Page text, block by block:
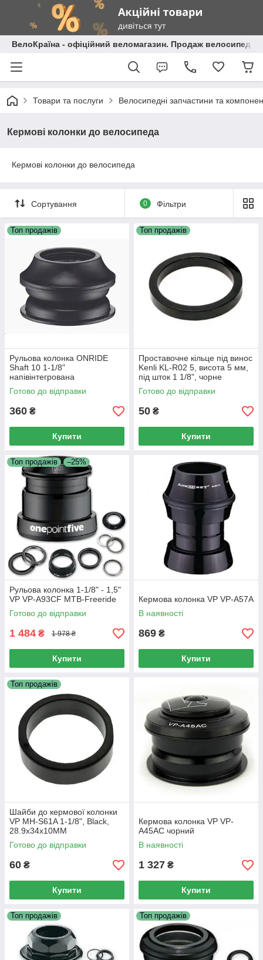
ВелоКраїна - офіційний веломагазин. Продаж велосипедів
Товари та послуги Велосипедні запчастини та
Кермові колонки до велосипеда
Кермові колонки до велосипеда
Сортування 0 Фільтри
Топ продажів
Рульова колонка ONRIDE
Shaft 10 1-1/8"
напівінтегрована
(6936116101335)
Готово до відправки
360 ₴
Купити
Топ продажів
Проставочне кільце під винос
Kenli KL-R02 5, висота 5 мм,
під шток 1 1/8", чорне
Готово до відправки
50 ₴
Купити
Топ продажів –25%
Рульова колонка 1-1/8" - 1,5"
VP VP-A93CF MTB-Freeride
Готово до відправки
1 484 ₴ 1 978 ₴
Купити
Кермова колонка VP VP-A57A
В наявності
869 ₴
Купити
Топ продажів
Шайби до кермової колонки
VP MH-S61A 1-1/8", Black,
28.9x34x10MM
Готово до відправки
60 ₴
Купити
Кермова колонка VP VP-
A45AC чорний
В наявності
1 327 ₴
Купити
Топ продажів Топ продажів